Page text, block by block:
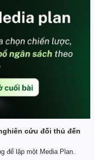
sự - Quốc phòng
cứu đối thủ đến
để lập một Media Plan.